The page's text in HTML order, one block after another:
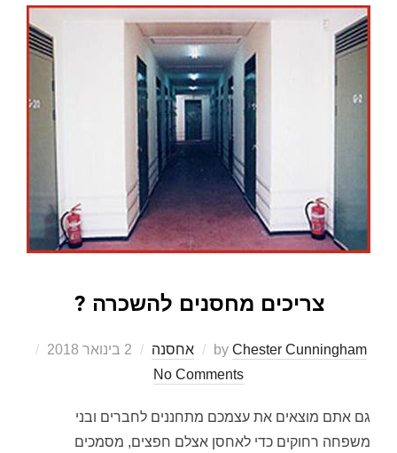
צריכים מחסנים להשכרה ?
by Chester Cunningham אחסנה
Posted
2 בינואר 2018
No Comments
גם אתם מוצאים את עצמכם מתחננים לחברים ובני
משפחה רחוקים כדי לאחסן אצלם חפצים, מסמכים